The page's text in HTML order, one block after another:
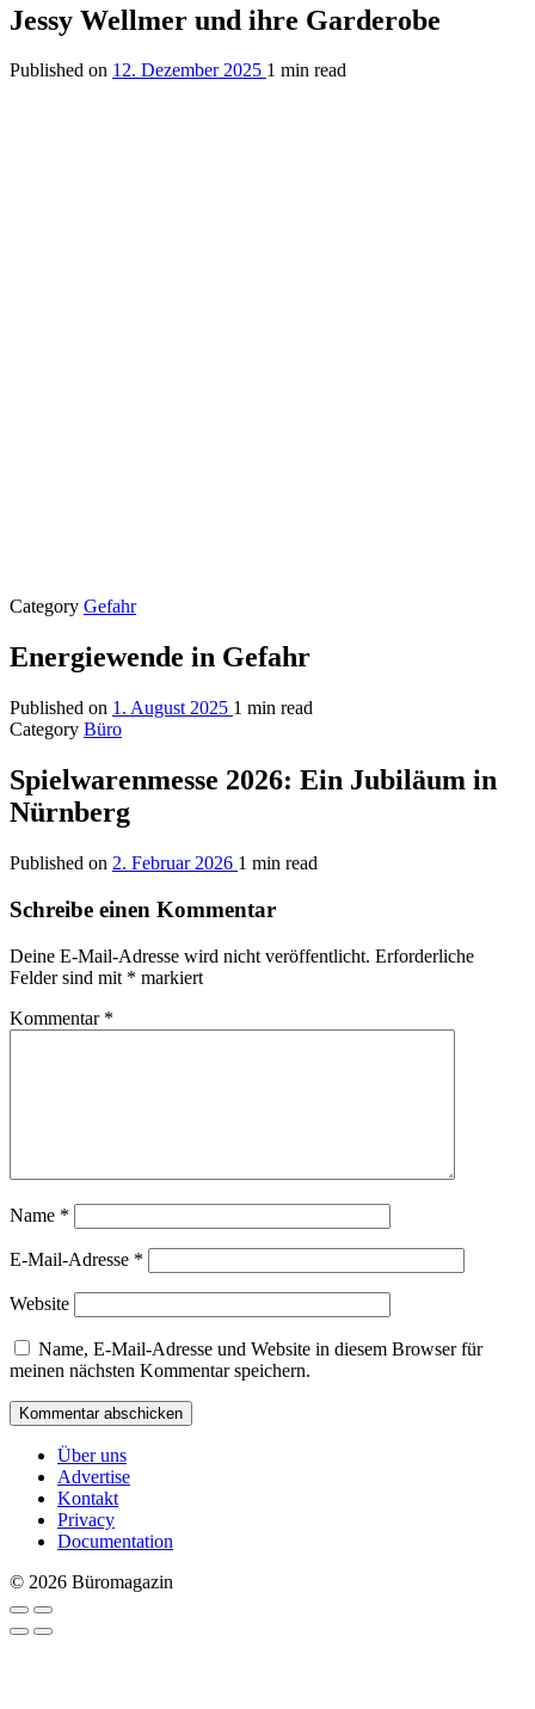
Jessy Wellmer und ihre Garderobe
Published on 12. Dezember 2025 1 min read
Category Gefahr
Energiewende in Gefahr
Published on 1. August 2025 1 min read
Category Büro
Spielwarenmesse 2026: Ein Jubiläum in
Nürnberg
Published on 2. Februar 2026 1 min read
Schreibe einen Kommentar
Deine E-Mail-Adresse wird nicht veröffentlicht. Erforderliche
Felder sind mit * markiert
Kommentar *
Name *
E-Mail-Adresse *
Website
Name, E-Mail-Adresse und Website in diesem Browser für
meinen nächsten Kommentar speichern.
Über uns
Advertise
Kontakt
Privacy
Documentation
© 2026 Büromagazin